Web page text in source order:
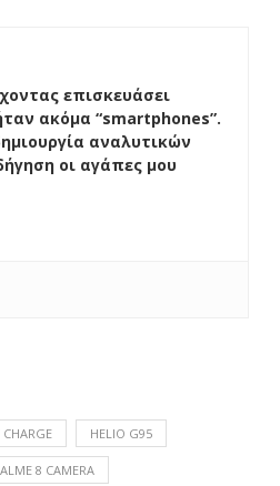
επισκευάσει
ακόμα “smartphones”.
αναλυτικών
οι αγάπες μου
CHARGE HELIO G95
8 CAMERA